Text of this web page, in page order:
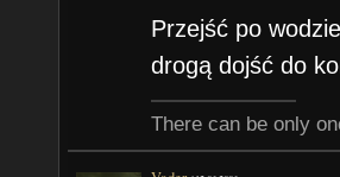
Przejść po
drogą dojść do
There can be only